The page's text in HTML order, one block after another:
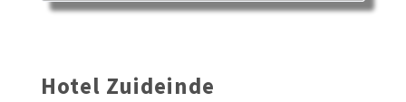
Hotel Zuideinde